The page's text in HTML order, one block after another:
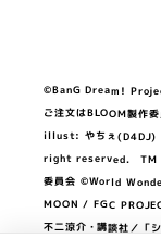
©BanG Dream!
ご注文はBLOOM
illust: やちぇ(D4DJ) ©
right reserved. TM &
委員会 ©World
MOON / FGC
不二涼介・講談社／「